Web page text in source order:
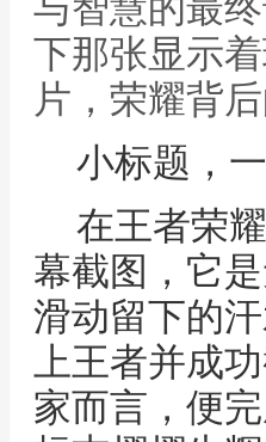
下那张显示
片，荣耀背
小标题，
在王者荣
幕截图，它
滑动留下的
上王者并成
家而言，便